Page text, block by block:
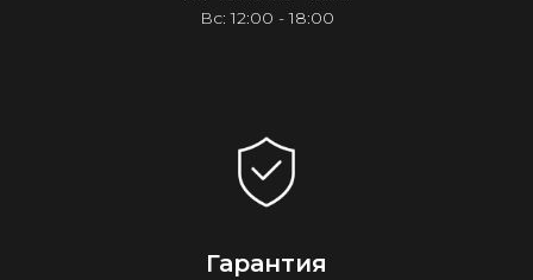
Вс: 12:00 - 18:00
Гарантия